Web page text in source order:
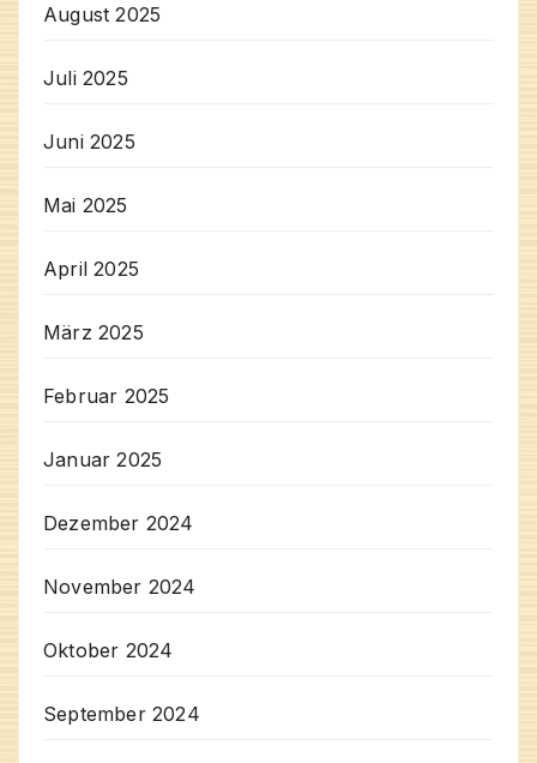
August 2025
Juli 2025
Juni 2025
Mai 2025
April 2025
März 2025
Februar 2025
Januar 2025
Dezember 2024
November 2024
Oktober 2024
September 2024